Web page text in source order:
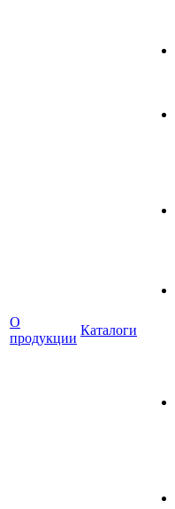
О
продукции
Каталоги